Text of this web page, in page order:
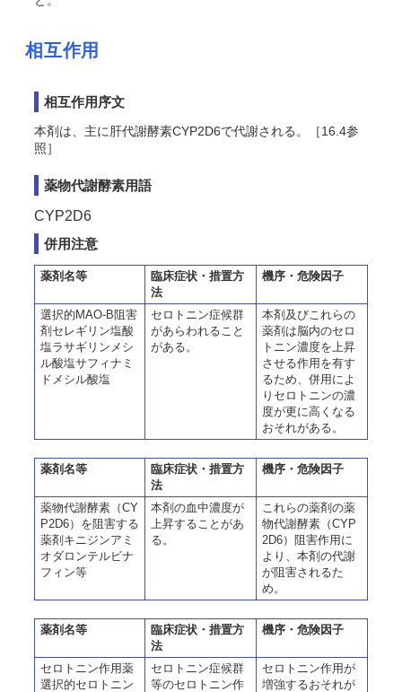
相互作用
相互作用序文
本剤は、主に肝代謝酵素CYP2D6で代謝される。［16.4参
照］
薬物代謝酵素用語
CYP2D6
併用注意
薬剤名等
臨床症状・措置方
法
機序・危険因子
選択的MAO-B阻害
剤セレギリン塩酸
塩ラサギリンメシ
ル酸塩サフィナミ
ドメシル酸塩
セロトニン症候群
があらわれること
がある。
本剤及びこれらの
薬剤は脳内のセロ
トニン濃度を上昇
させる作用を有す
るため、併用によ
りセロトニンの濃
度が更に高くなる
おそれがある。
薬剤名等
臨床症状・措置方
法
機序・危険因子
薬物代謝酵素（CY
P2D6）を阻害する
薬剤キニジンアミ
オダロンテルビナ
フィン等
本剤の血中濃度が
上昇することがあ
る。
これらの薬剤の薬
物代謝酵素（CYP
2D6）阻害作用に
より、本剤の代謝
が阻害されるた
め。
薬剤名等
臨床症状・措置方
法
機序・危険因子
セロトニン作用薬
選択的セロトニン
セロトニン症候群
等のセロトニン作
セロトニン作用が
増強するおそれが